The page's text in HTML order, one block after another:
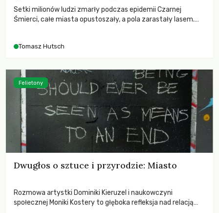
Setki milionów ludzi zmarły podczas epidemii Czarnej
Śmierci, całe miasta opustoszały, a pola zarastały lasem.
największych katastrof w swoich dziejach.
Tomasz Hutsch
Dwugłos o sztuce i przyrodzie: Miasto
Rozmowa artystki Dominiki Kieruzel i naukowczyni
społecznej Moniki Kostery to głęboka refleksja nad relacją
Felietony